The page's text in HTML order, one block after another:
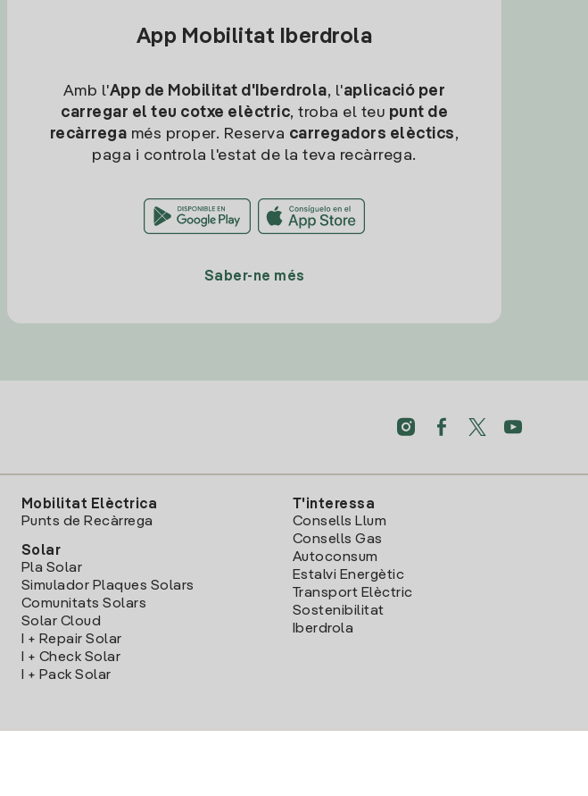
App Mobilitat Iberdrola
Amb l'App de Mobilitat d'Iberdrola, l'aplicació per
carregar el teu cotxe elèctric, troba el teu punt de
recàrrega més proper. Reserva carregadors elèctics,
paga i controla l'estat de la teva recàrrega.
Saber-ne més
Mobilitat Elèctrica
Punts de Recàrrega
Solar
Pla Solar
Simulador Plaques Solars
Comunitats Solars
Solar Cloud
I + Repair Solar
I + Check Solar
I + Pack Solar
T'interessa
Consells Llum
Consells Gas
Autoconsum
Estalvi Energètic
Transport Elèctric
Sostenibilitat
Iberdrola